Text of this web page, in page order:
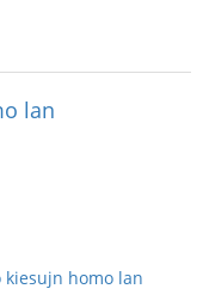
lan
kiesujn homo lan